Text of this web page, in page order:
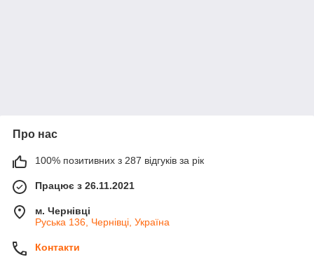
Про нас
100% позитивних з 287 відгуків за рік
Працює з 26.11.2021
м. Чернівці
Руська 136, Чернівці, Україна
Контакти